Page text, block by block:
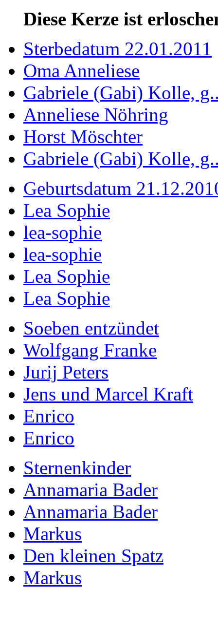
Diese Kerze ist
Sterbedatum 22.01.2011
Oma Anneliese
Gabriele (Gabi) Kolle,
Anneliese Nöhring
Horst Möschter
Gabriele (Gabi) Kolle,
Geburtsdatum
Lea Sophie
lea-sophie
lea-sophie
Lea Sophie
Lea Sophie
Soeben entzündet
Wolfgang Franke
Jurij Peters
Jens und Marcel Kraft
Enrico
Enrico
Sternenkinder
Annamaria Bader
Annamaria Bader
Markus
Den kleinen Spatz
Markus